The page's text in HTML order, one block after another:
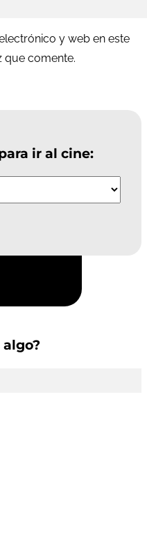
y web en este
que comente.
ir al cine:
algo?